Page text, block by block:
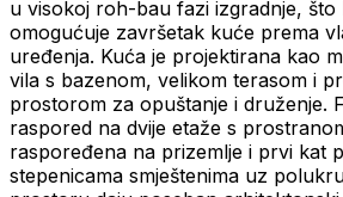
u visokoj roh-bau fazi izgradnje,
omogućuje završetak kuće prema
uređenja. Kuća je projektirana kao
vila s bazenom, velikom terasom i
prostorom za opuštanje i druženje.
raspored na dvije etaže s
raspoređena na prizemlje i prvi kat
stepenicama smještenima uz